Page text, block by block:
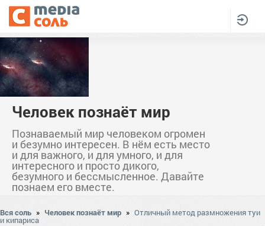
Человек познаёт мир
Познаваемый мир человеком огромен
и безумно интересен. В нём есть место
и для важного, и для умного, и для
интересного и просто дикого,
безумного и бессмысленное. Давайте
познаем его вместе.
Вся соль » Человек познаёт мир » Отличный метод размножения туи
и кипариса